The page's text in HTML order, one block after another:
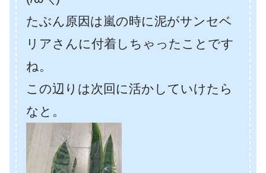
たぶん原因は嵐の時に泥がサンセベ
リアさんに付着しちゃったことです
ね。
この辺りは次回に活かしていけたら
なと。